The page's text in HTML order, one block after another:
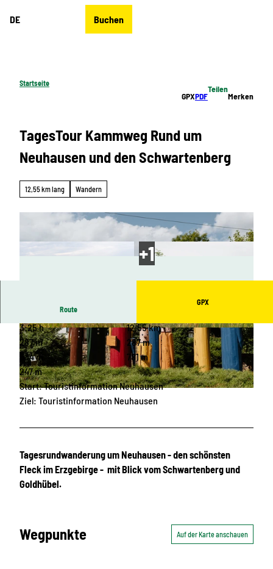
DE Buchen
Startseite
GPXPDF
Teilen
Merken
TagesTour Kammweg Rund um
Neuhausen und den Schwartenberg
12,55 km lang Wandern
© Dirk Rückschloss, Erlebnisheimat Erzgebirge
|CC-BY
© Dirk Rückschloss, Erlebnisheimat Erzgebirge
CC-BY
Route
GPX
3:25 h
12,55 km
287 m
287 m
534 m
781 m
247 m
Start: Touristinformation Neuhausen
Ziel: Touristinformation Neuhausen
Tagesrundwanderung um Neuhausen - den schönsten
Fleck im Erzgebirge - mit Blick vom Schwartenberg und
Goldhübel.
Wegpunkte Auf der Karte anschauen